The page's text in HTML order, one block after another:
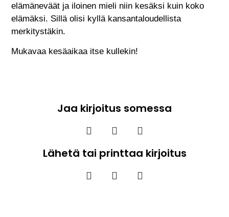
elämäneväät ja iloinen mieli niin kesäksi kuin koko
elämäksi. Sillä olisi kyllä kansantaloudellista
merkitystäkin.
Mukavaa kesäaikaa itse kullekin!
Jaa kirjoitus somessa
Lähetä tai printtaa kirjoitus